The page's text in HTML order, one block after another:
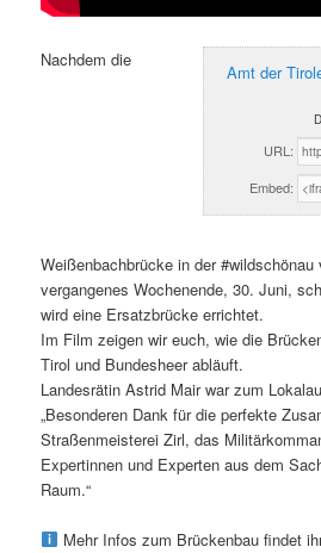
Amt der
URL:
Embed:
Nachdem die
Weißenbachbrücke in der #wildschönau
vergangenes Wochenende, 30. Juni,
wird eine Ersatzbrücke errichtet.
Im Film zeigen wir euch, wie die
Tirol und Bundesheer abläuft.
Landesrätin Astrid Mair war zum
„Besonderen Dank für die perfekte
Straßenmeisterei Zirl, das
Expertinnen und Experten aus dem
Raum.“
Mehr Infos zum Brückenbau findet